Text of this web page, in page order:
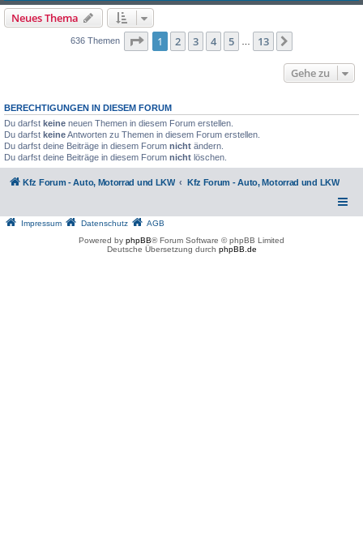
Neues Thema
636 Themen Seite 1von 13
1 2 3 4 5 13
Gehe zu
BERECHTIGUNGEN IN DIESEM FORUM
Du darfst keine neuen Themen in diesem Forum erstellen.
Du darfst keineAntworten zu Themen in diesem Forum erstellen.
Du darfst deine Beiträge in diesem Forum nicht ändern.
Du darfst deine Beiträge in diesem Forum nicht löschen.
Kfz Forum - Auto, Motorrad und LKW Kfz Forum - Auto, Motorrad und LKW
Impressum Datenschutz
AGB
Powered by phpBB® Forum Software © phpBB Limited
Deutsche Übersetzung durch phpBB.de